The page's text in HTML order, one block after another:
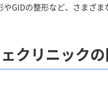
GIDの整形など、さまざま
クリニック